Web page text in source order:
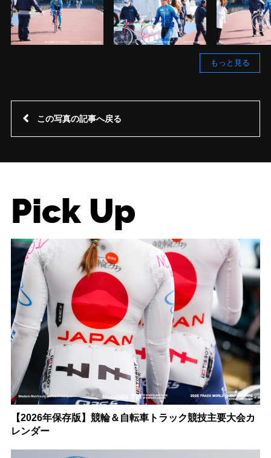
もっと見る
この写真の記事へ戻る
Pick Up
【2026年保存版】競輪＆自転車トラック競技主要大会カ
レンダー